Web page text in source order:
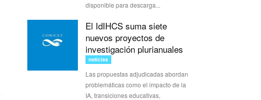
disponible para descarga...
El IdIHCS suma siete
nuevos proyectos de
investigación plurianuales
noticias
Las propuestas adjudicadas abordan
problemáticas como el impacto de la
IA, transiciones educativas,